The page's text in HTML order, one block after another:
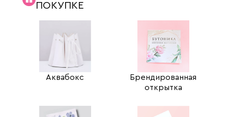
ПОКУПКЕ
Аквабокс
Брендированная
открытка